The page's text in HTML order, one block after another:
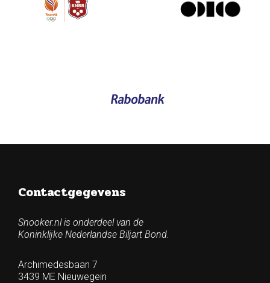
Contactgegevens
Snooker.nl is onderdeel van de
Koninklijke Nederlandse Biljart Bond.
Archimedesbaan 7
3439 ME Nieuwegein